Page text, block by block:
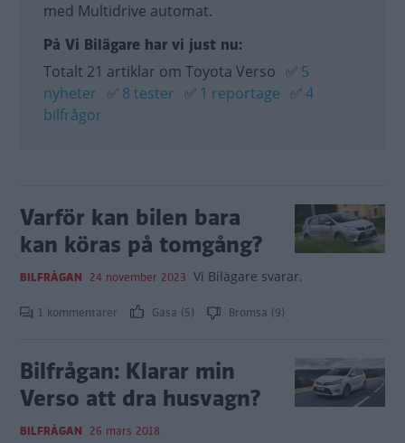
med Multidrive automat.
På Vi Bilägare har vi just nu:
Totalt 21 artiklar om Toyota Verso ✅ 5
nyheter ✅ 8 tester ✅ 1 reportage ✅4
bilfrågor
Varför kan bilen bara
kan köras på tomgång?
BILFRÅGAN 24 november 2023 Vi Bilägare svarar.
1 kommentarer Gasa (5) Bromsa (9)
Bilfrågan: Klarar min
Verso att dra husvagn?
BILFRÅGAN 26 mars 2018